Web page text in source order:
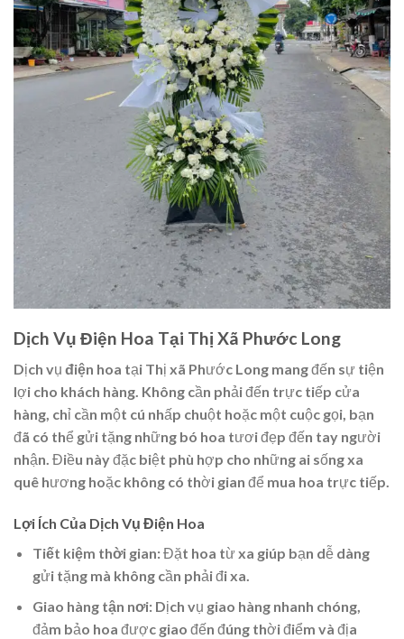
Dịch Vụ Điện Hoa Tại Thị Xã Phước Long
Dịch vụ điện hoa tại Thị xã Phước Long mang đến sự tiện
lợi cho khách hàng. Không cần phải đến trực tiếp cửa
hàng, chỉ cần một cú nhấp chuột hoặc một cuộc gọi, bạn
đã có thể gửi tặng những bó hoa tươi đẹp đến tay người
nhận. Điều này đặc biệt phù hợp cho những ai sống xa
quê hương hoặc không có thời gian để mua hoa trực tiếp.
Lợi Ích Của Dịch Vụ Điện Hoa
Tiết kiệm thời gian: Đặt hoa từ xa giúp bạn dễ dàng
gửi tặng mà không cần phải đi xa.
Giao hàng tận nơi: Dịch vụ giao hàng nhanh chóng,
đảm bảo hoa được giao đến đúng thời điểm và địa